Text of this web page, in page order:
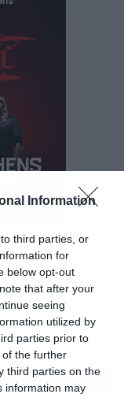
Information
third parties, or
for
below opt-out
that after your
seeing
utilized by
parties prior to
the further
third parties on the
information may